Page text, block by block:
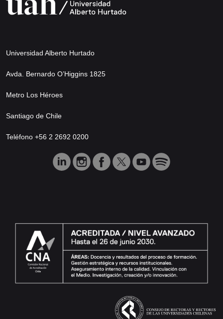
Universidad Alberto Hurtado
Avda. Bernardo O’Higgins 1825
Metro Los Héroes
Santiago de Chile
Teléfono +56 2 2692 0200